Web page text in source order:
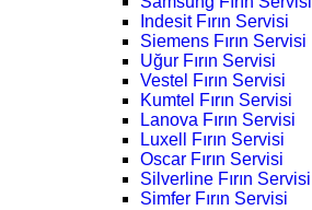
Indesit Fırın Servisi
Siemens Fırın Servisi
Uğur Fırın Servisi
Vestel Fırın Servisi
Kumtel Fırın Servisi
Lanova Fırın Servisi
Luxell Fırın Servisi
Oscar Fırın Servisi
Silverline Fırın Servisi
Simfer Fırın Servisi